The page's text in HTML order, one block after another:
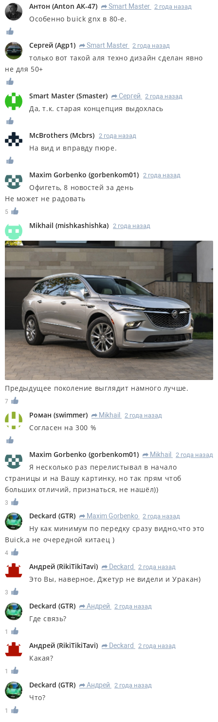
Антон (Anton AK-47) R Smart Master 2 года назад
Особенно buick gnx в 80-е.
Сергей (Agp1) R Smart Master 2 года назад
только вот такой аля техно дизайн сделан явно
не для 50+
Smart Master (Smaster) R Сергей 2 года назад
Да, т.к. старая концепция выдохлась
McBrothers (Mcbrs) 2 года назад
На вид и вправду пюре.
Maxim Gorbenko (gorbenkom01) 2 года назад
Офигеть, 8 новостей за день
Не может не радовать
5
Mikhail (mishkashishka) 2 года назад
Предыдущее поколение выглядит намного лучше.
7
Роман (swimmer) R Mikhail 2 года назад
Согласен на 300 %
Maxim Gorbenko (gorbenkom01) R Mikhail 2 года назад
Я несколько раз перелистывал в начало
страницы и на Вашу картинку, но так прям чтоб
больших отличий, признаться, не нашёл))
3
Deckard (GTR) R Maxim Gorbenko 2 года назад
Ну как минимум по передку сразу видно,что это
Buick,а не очередной китаец )
4
Андрей (RikiTikiTavi) R Deckard 2 года назад
Это Вы, наверное, Джетур не видели и Уракан)
3
Deckard (GTR) R Андрей 2 года назад
Где связь?
1
Андрей (RikiTikiTavi) R Deckard 2 года назад
Какая?
1
Deckard (GTR) R Андрей 2 года назад
Что?
1